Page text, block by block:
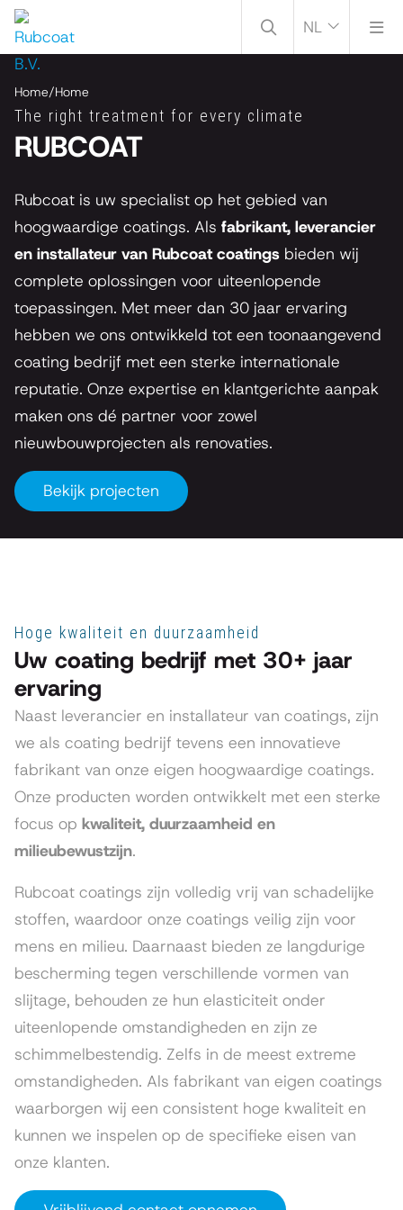
NL
Home/Home
The right treatment for every climate
RUBCOAT
Rubcoat is uw specialist op het gebied van
hoogwaardige coatings. Als fabrikant, leverancier
en installateur van Rubcoat coatings bieden wij
complete oplossingen voor uiteenlopende
toepassingen. Met meer dan 30 jaar ervaring
hebben we ons ontwikkeld tot een toonaangevend
coating bedrijf met een sterke internationale
reputatie. Onze expertise en klantgerichte aanpak
maken ons dé partner voor zowel
nieuwbouwprojecten als renovaties.
Bekijk projecten
Hoge kwaliteit en duurzaamheid
Uw coating bedrijf met 30+ jaar
ervaring
Naast leverancier en installateur van coatings, zijn
we als coating bedrijf tevens een innovatieve
fabrikant van onze eigen hoogwaardige coatings.
Onze producten worden ontwikkelt met een sterke
focus op kwaliteit, duurzaamheid en
milieubewustzijn.
Rubcoat coatings zijn volledig vrij van schadelijke
stoffen, waardoor onze coatings veilig zijn voor
mens en milieu. Daarnaast bieden ze langdurige
bescherming tegen verschillende vormen van
slijtage, behouden ze hun elasticiteit onder
uiteenlopende omstandigheden en zijn ze
schimmelbestendig. Zelfs in de meest extreme
omstandigheden. Als fabrikant van eigen coatings
waarborgen wij een consistent hoge kwaliteit en
kunnen we inspelen op de specifieke eisen van
onze klanten.